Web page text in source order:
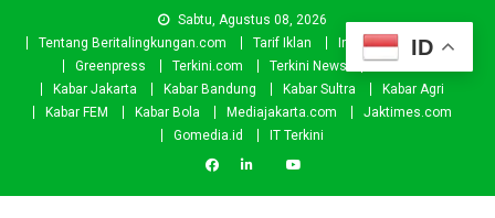
Sabtu, Agustus 08, 2026
Tentang Beritalingkungan.com
Tarif Iklan Investor
Donasi
Greenpress
Terkini.com Terkini News
Kabar.id
Kabar Jakarta
Kabar Bandung Kabar Sultra
Kabar Agri
Kabar FEM
Kabar Bola Mediajakarta.com
Jaktimes.com
Gomedia.id
IT Terkini
ID